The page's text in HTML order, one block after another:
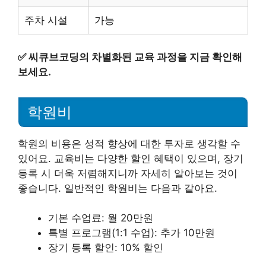
주차 시설 가능
✅씨큐브코딩의 차별화된 교육 과정을 지금 확인해
보세요.
학원비
학원의 비용은 성적 향상에 대한 투자로 생각할 수
있어요. 교육비는 다양한 할인 혜택이 있으며, 장기
등록 시 더욱 저렴해지니까 자세히 알아보는 것이
좋습니다. 일반적인 학원비는 다음과 같아요.
기본 수업료: 월 20만원
특별 프로그램(1:1 수업): 추가 10만원
장기 등록 할인: 10% 할인